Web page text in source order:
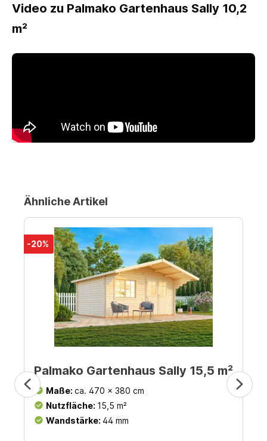
Video zu Palmako Gartenhaus Sally 10,2
m²
Ähnliche Artikel
-20%
Palmako Gartenhaus Sally 15,5 m²
Maße: ca. 470 x 380 cm
Nutzfläche: 15,5 m²
Wandstärke: 44 mm